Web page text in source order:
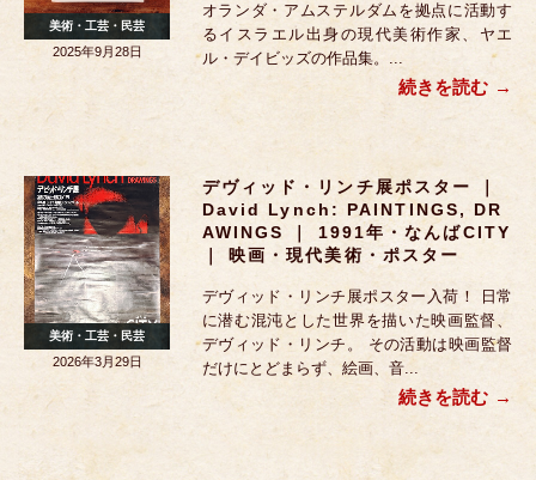
オランダ・アムステルダムを拠点に活動す
るイスラエル出身の現代美術作家、ヤエ
ル・デイビッズの作品集。...
続きを読む
美術・工芸・民芸
2025年9月28日
デヴィッド・リンチ展ポスター ｜
David Lynch: PAINTINGS, DR
AWINGS ｜ 1991年・なんばCITY
｜ 映画・現代美術・ポスター
デヴィッド・リンチ展ポスター入荷！ 日常
に潜む混沌とした世界を描いた映画監督、
デヴィッド・リンチ。 その活動は映画監督
だけにとどまらず、絵画、音...
続きを読む
美術・工芸・民芸
2026年3月29日